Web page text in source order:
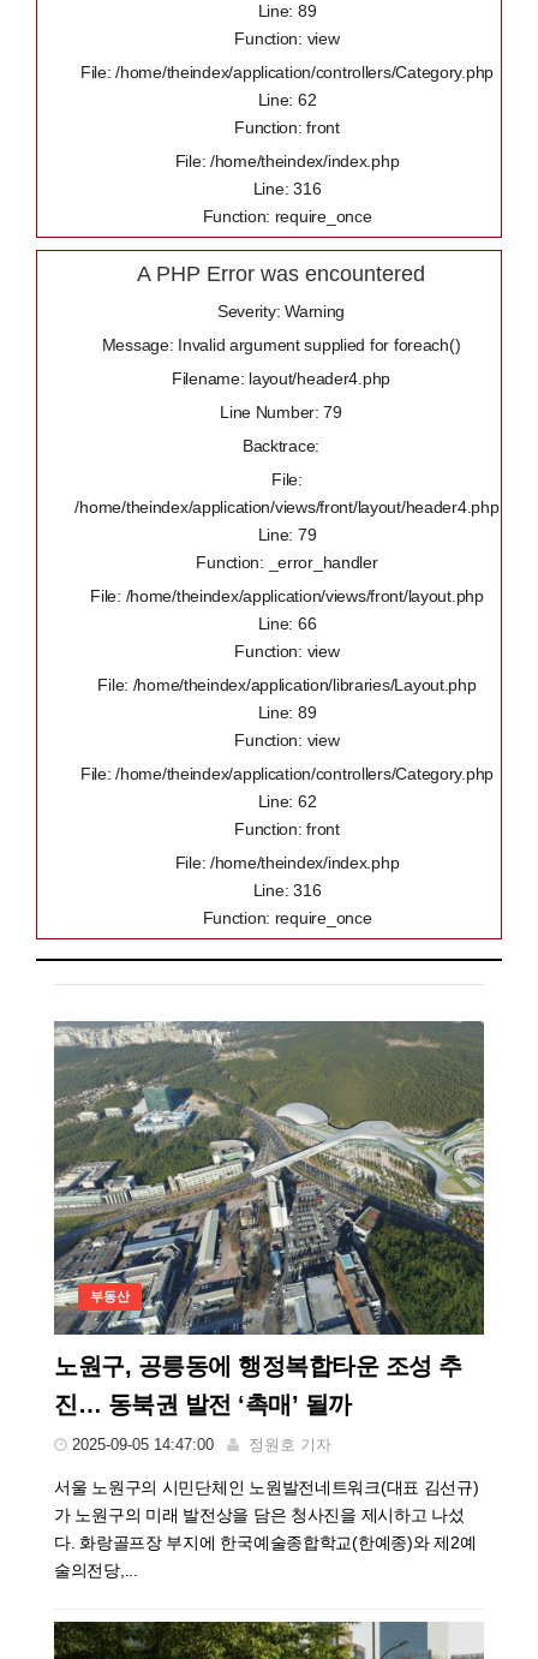
Line: 89
Function: view
File: /home/theindex/application/controllers/Category.php
Line: 62
Function: front
File: /home/theindex/index.php
Line: 316
Function: require_once
A PHP Error was encountered
Severity: Warning
Message: Invalid argument supplied for foreach()
Filename: layout/header4.php
Line Number: 79
Backtrace:
File:
/home/theindex/application/views/front/layout/header4.php
Line: 79
Function: _error_handler
File: /home/theindex/application/views/front/layout.php
Line: 66
Function: view
File: /home/theindex/application/libraries/Layout.php
Line: 89
Function: view
File: /home/theindex/application/controllers/Category.php
Line: 62
Function: front
File: /home/theindex/index.php
Line: 316
Function: require_once
부동산
노원구, 공릉동에 행정복합타운 조성 추
진… 동북권 발전 ‘촉매’ 될까
2025-09-05 14:47:00 정원호 기자
서울 노원구의 시민단체인 노원발전네트워크(대표 김선규)
가 노원구의 미래 발전상을 담은 청사진을 제시하고 나섰
다. 화랑골프장 부지에 한국예술종합학교(한예종)와 제2예
술의전당,...